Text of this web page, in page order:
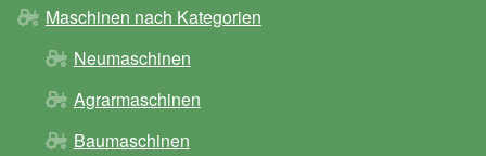
Maschinen nach Kategorien
Neumaschinen
Agrarmaschinen
Baumaschinen